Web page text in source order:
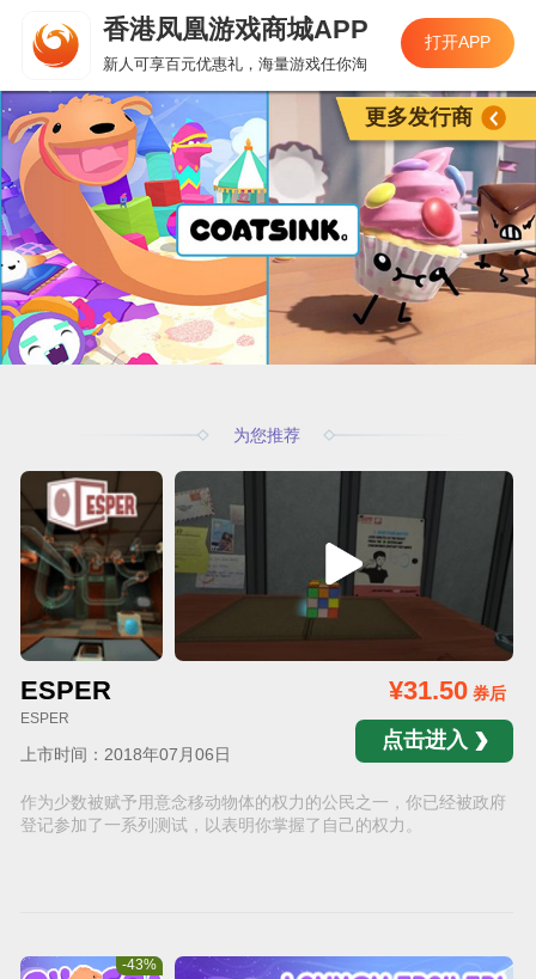
香港凤凰游戏商城APP
新人可享百元优惠礼，海量游戏任你淘
打开APP
为您推荐
ESPER
ESPER
上市时间：2018年07月06日
¥31.50券后
点击进入
作为少数被赋予用意念移动物体的权力的公民之一，你已经被政府
登记参加了一系列测试，以表明你掌握了自己的权力。
-43%
更多发行商